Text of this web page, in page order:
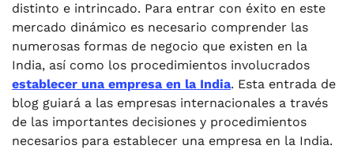
distinto e intrincado. Para entrar con éxito en este
mercado dinámico es necesario comprender las
numerosas formas de negocio que existen en la
India, así como los procedimientos involucrados
establecer una empresa en la India. Esta entrada de
blog guiará a las empresas internacionales a través
de las importantes decisiones y procedimientos
necesarios para establecer una empresa en la India.